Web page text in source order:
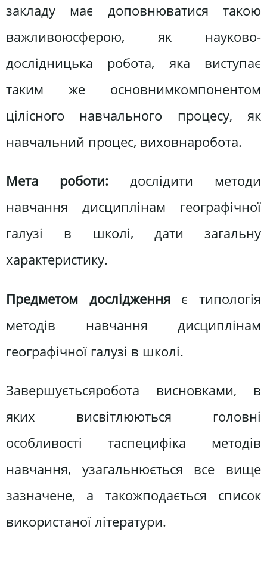
закладу має доповнюватися такою
важливоюсферою, як науково-
дослідницька робота, яка виступає
таким же основнимкомпонентом
цілісного навчального процесу, як
навчальний процес, виховнаробота.
Мета роботи: дослідити
методи
навчання дисциплінам географічної
галузі в школі, дати загальну
характеристику.
Предметом дослідженняє типологія
методів навчання дисциплінам
географічної галузі в школі.
Завершуєтьсяробота висновками, в
яких висвітлюються головні
особливості таспецифіка методів
навчання, узагальнюється все вище
зазначене, а такожподається список
використаної літератури.